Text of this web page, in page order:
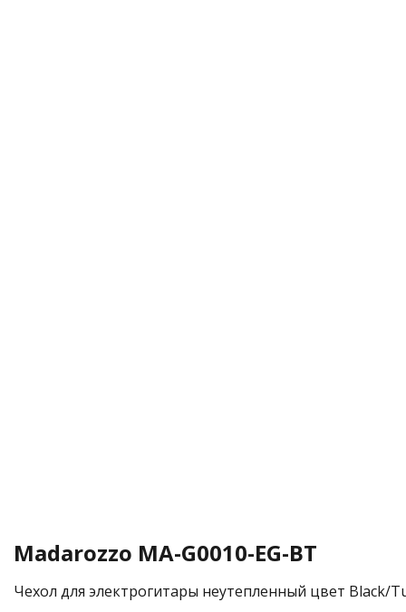
Madarozzo MA-G0010-EG-BT
Чехол для электрогитары неутепленный цвет Black/